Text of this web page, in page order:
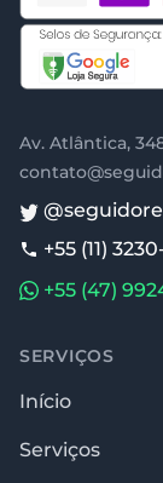
Av. Atlântica,
+55 (11)
+55 (47)
SERVIÇOS
Início
Serviços